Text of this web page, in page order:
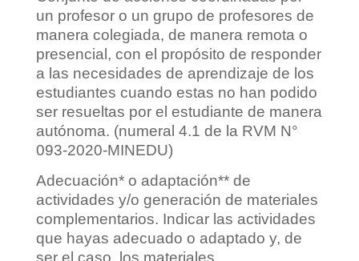
un profesor o un grupo de profesores de
manera colegiada, de manera remota o
presencial, con el propósito de responder
a las necesidades de aprendizaje de los
estudiantes cuando estas no han podido
ser resueltas por el estudiante de manera
autónoma. (numeral 4.1 de la RVM N°
093-2020-MINEDU)
Adecuación* o adaptación** de
actividades y/o generación de materiales
complementarios. Indicar las actividades
que hayas adecuado o adaptado y, de
ser el caso, los materiales